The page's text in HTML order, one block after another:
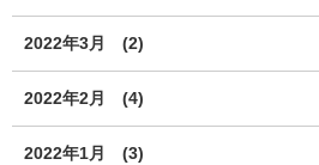
2022年3月 (2)
2022年2月 (4)
2022年1月 (3)